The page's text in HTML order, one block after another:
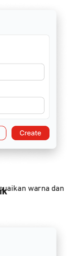
warna dan